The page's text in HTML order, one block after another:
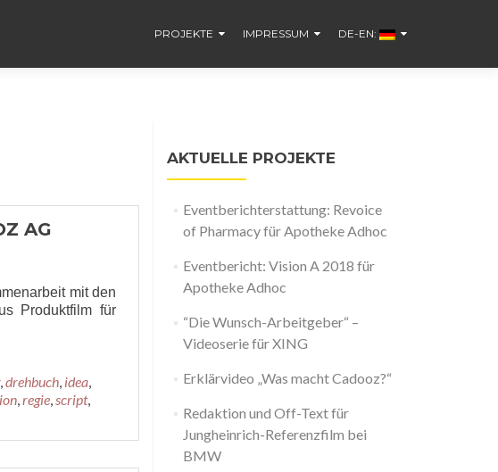
PROJEKTE IMPRESSUM DE-EN:
AG
mit den
Produktfilm für
,drehbuch, idea,
,regie,script,
AKTUELLE PROJEKTE
Eventberichterstattung: Revoice
of Pharmacy für Apotheke Adhoc
Eventbericht: Vision A 2018 für
Apotheke Adhoc
“Die Wunsch-Arbeitgeber“ –
Videoserie für XING
Erklärvideo „Was macht Cadooz?“
Redaktion und Off-Text für
Jungheinrich-Referenzfilm bei
BMW